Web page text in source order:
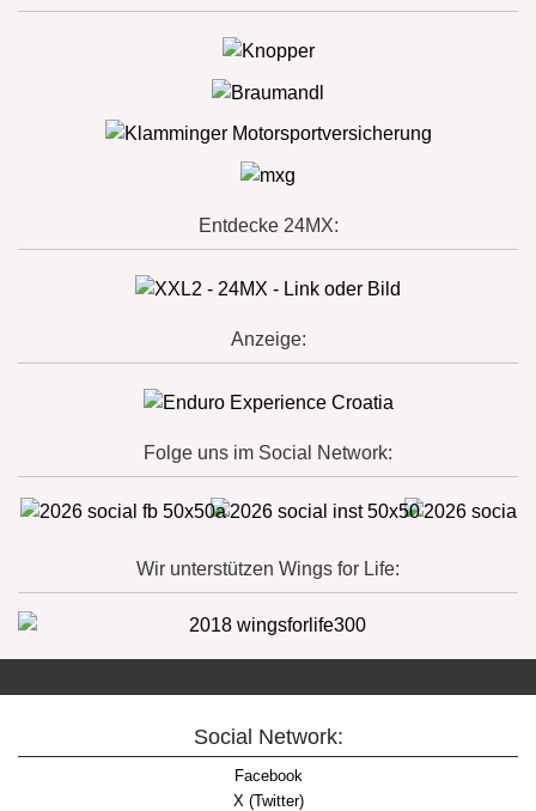
Entdecke 24MX:
Anzeige:
Folge uns im Social Network:
Wir unterstützen Wings for Life:
Social Network:
Facebook
X (Twitter)